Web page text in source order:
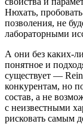
Нюхать,
позволения, не
лабораторными
А они без каких-
понятное и
существует —
конкурентам, но
состав, а не
с неизвестными
рисковать самым